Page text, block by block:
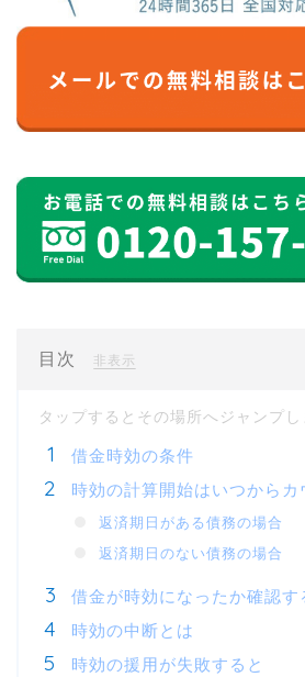
目次 非表示
借金時効の条件
時効の計算開始はいつから
返済期日がある債務の場合
返済期日のない債務の場合
借金が時効になったか確認
時効の中断とは
時効の援用が失敗すると